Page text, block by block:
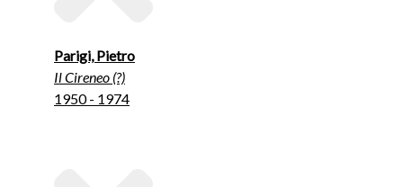
Parigi, Pietro
Il Cireneo (?)
1950 - 1974